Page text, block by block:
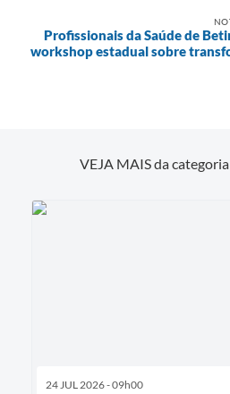
Profissionais da Saúde de
workshop estadual sobre
VEJA MAIS da categoria
24 JUL 2026 - 09h00